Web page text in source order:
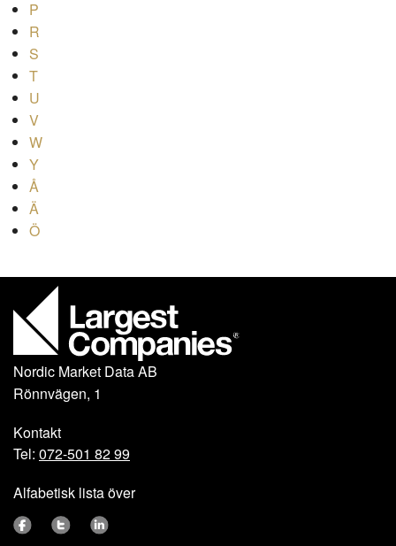
P
R
S
T
U
V
W
Y
Å
Ä
Ö
Nordic Market Data AB
Rönnvägen, 1
Kontakt
Tel: 072-501 82 99
Alfabetisk lista över